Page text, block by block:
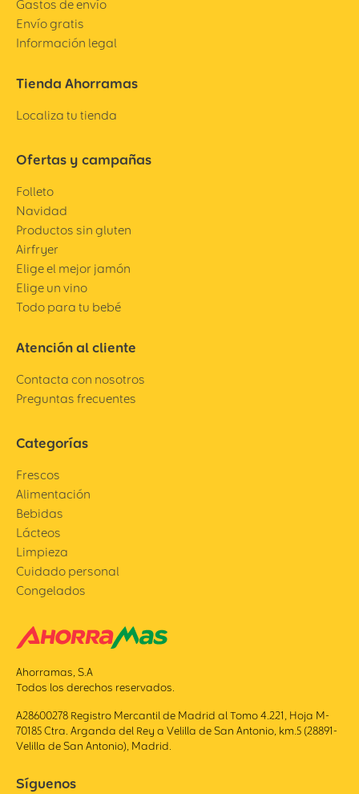
Gastos de envío
Envío gratis
Información legal
Tienda Ahorramas
Localiza tu tienda
Ofertas y campañas
Folleto
Navidad
Productos sin gluten
Airfryer
Elige el mejor jamón
Elige un vino
Todo para tu bebé
Atención al cliente
Contacta con nosotros
Preguntas frecuentes
Categorías
Frescos
Alimentación
Bebidas
Lácteos
Limpieza
Cuidado personal
Congelados
Ahorramas, S.A
Todos los derechos reservados.
A28600278 Registro Mercantil de Madrid al Tomo 4.221, Hoja M-
70185 Ctra. Arganda del Rey a Velilla de San Antonio, km.5 (28891-
Velilla de San Antonio), Madrid.
Síguenos